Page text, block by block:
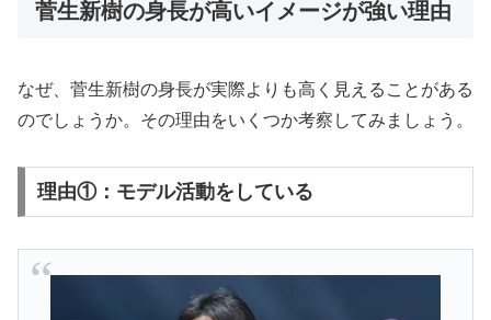
菅生新樹の身長が高いイメージが強い理由
なぜ、菅生新樹の身長が実際よりも高く見えることがある
のでしょうか。その理由をいくつか考察してみましょう。
理由①：モデル活動をしている